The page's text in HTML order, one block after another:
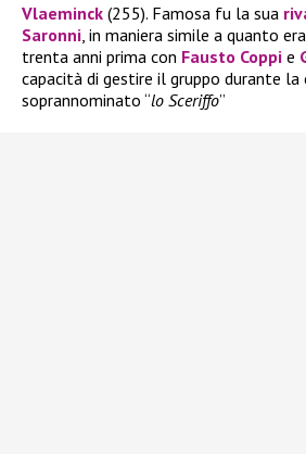
Vlaeminck (255). Famosa fu la sua
Saronni, in maniera simile a quanto
trenta anni prima con Fausto Coppi e
capacità di gestire il gruppo durante la
soprannominato “lo Sceriffo”